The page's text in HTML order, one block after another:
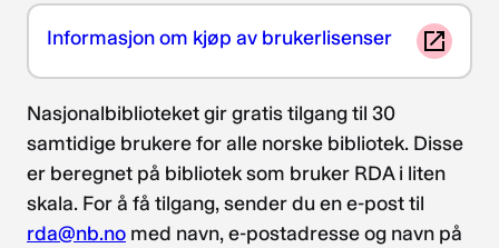
Informasjon om kjøp av brukerlisenser
Nasjonalbiblioteket gir gratis tilgang til 30
samtidige brukere for alle norske bibliotek. Disse
er beregnet på bibliotek som bruker RDA i liten
skala. For å få tilgang, sender du en e-post til
rda@nb.no med navn, e-postadresse og navn på